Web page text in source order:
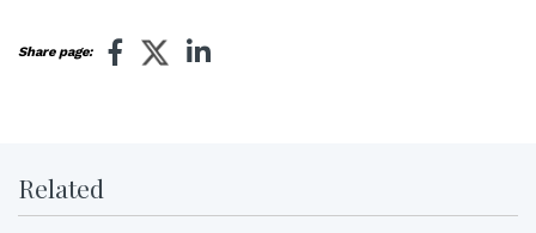
Share page:
Related